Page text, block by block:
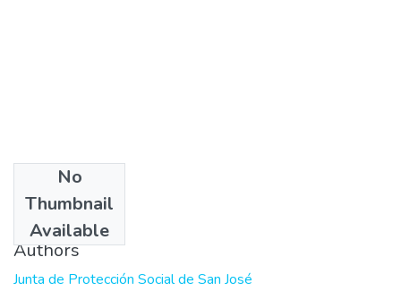
No
Thumbnail
Available
2002-09-15
Authors
Junta de Protección Social de San José